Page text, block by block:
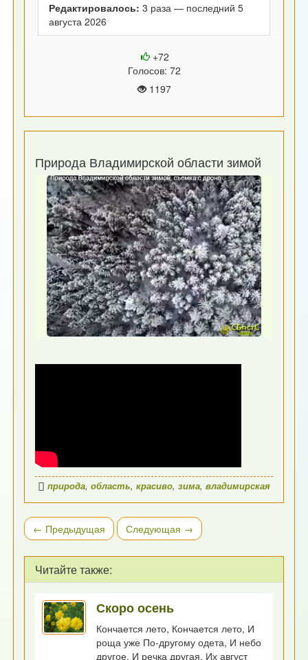
Редактировалось: 3 раза — последний 5
августа 2026
+72
Голосов: 72
1197
Природа Владимирской области зимой
природа,область,красиво,зима,владимирская
← Предыдущая Следующая →
Читайте также:
Скоро осень
Кончается лето, Кончается лето, И
роща уже По-другому одета, И небо
другое, И речка другая, Их август